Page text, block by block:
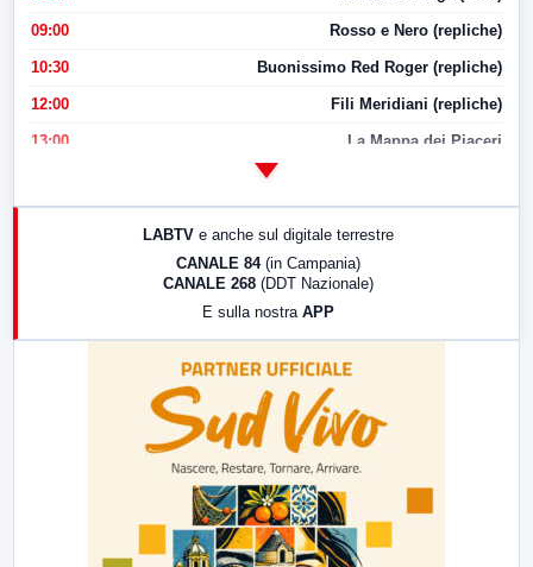
09:00 Rosso e Nero (repliche)
10:30 Buonissimo Red Roger (repliche)
12:00 Fili Meridiani (repliche)
13:00 La Mappa dei Piaceri
17:00 LabNews (replica)
LABTV e anche sul digitale terrestre
CANALE 84 (in Campania)
CANALE 268 (DDT Nazionale)
E sulla nostra APP